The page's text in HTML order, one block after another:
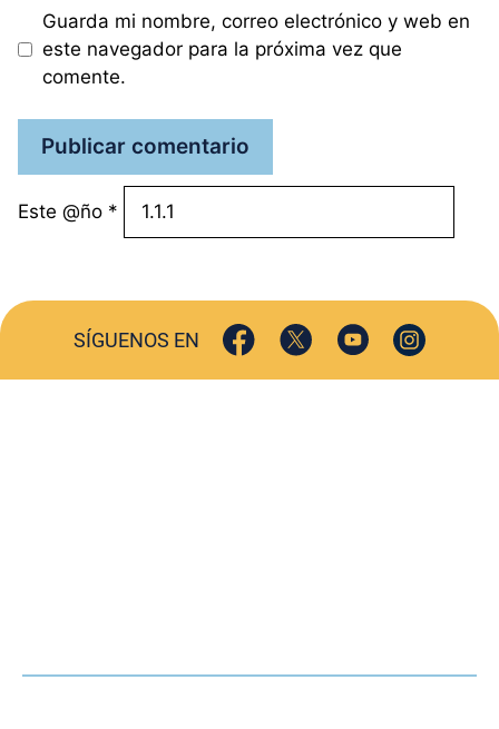
Guarda mi nombre, correo electrónico y web en
este navegador para la próxima vez que
comente.
Este @ño *
SÍGUENOS EN